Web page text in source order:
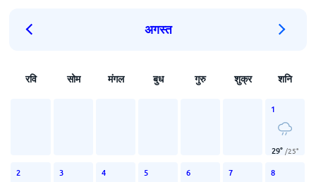
अगस्त
रवि सोम मंगल बुध गुरु शुक्र शनि
1
29° /25°
2 3 4 5 6 7 8